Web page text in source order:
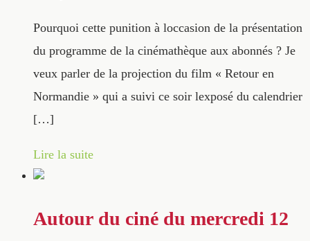
Pourquoi cette punition à loccasion de la présentation
du programme de la cinémathèque aux abonnés ? Je
veux parler de la projection du film « Retour en
Normandie » qui a suivi ce soir lexposé du calendrier
[…]
Lire la suite
Autour du ciné du mercredi 12